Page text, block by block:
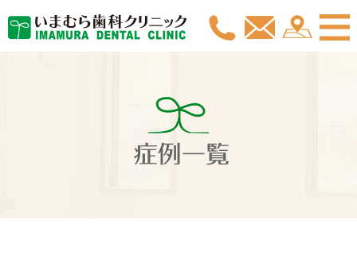
症例一覧